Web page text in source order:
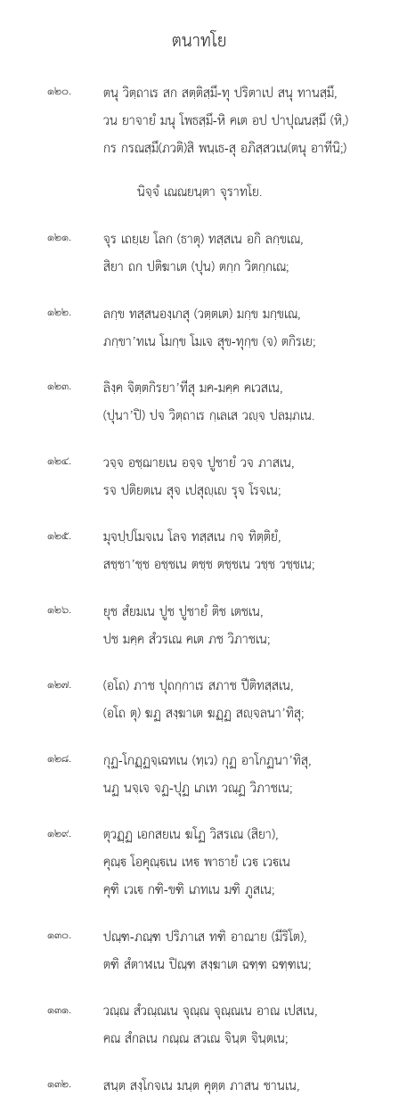
ตนาทโย
๑๒๐.
ตนุ วิตฺถาเร สก สตฺติสฺมึ-ทุ ปริตาเป สนุ ทานสฺมึ,
วน ยาจายํ มนุ โพธสฺมึ-หิ คเต อป ปาปุณนสฺมึ (หิ,)
กร กรณสฺมึ(ภวติ)สิ พนฺเธ-สุ อภิสฺสวเน(ตนุ อาทีนิ;)
นิจฺจํ เณณยนฺตา จุราทโย.
๑๒๑.
จุร เถยฺเย โลก (ธาตุ) ทสฺสเน อกิ ลกฺขเณ,
สิยา ถก ปติฆาเต (ปุน) ตกฺก วิตกฺกเณ;
๑๒๒.
ลกฺข ทสฺสนองฺเกสุ (วตฺตเต) มกฺข มกฺขเณ,
ภกฺขา’ทเน โมกฺข โมเจ สุข-ทุกฺข (จ) ตกิรเย;
๑๒๓.
ลิงฺค จิตฺตกิรยา’ทีสุ มค-มคฺค คเวสเน,
(ปุนา’ปิ) ปจ วิตฺถาเร กฺเลเส วฺจ ปลมฺภเน.
๑๒๔.
วจฺจ อชฺฌายเน อจฺจ ปูชายํ วจ ภาสเน,
รจ ปติยตเน สุจ เปสุฺเ รุจ โรจเน;
๑๒๕.
มุจปฺปโมจเน โลจ ทสฺสเน กจ ทิตฺติยํ,
สชฺชา’ชฺช อชฺชเน ตชฺช ตชฺชเน วชฺช วชฺชเน;
๑๒๖.
ยุช สํยมเน ปูช ปูชายํ ติช เตชเน,
ปช มคฺค สํวรเณ คเต ภช วิภาชเน;
๑๒๗.
(อโถ) ภาช ปุถกฺกาเร สภาช ปีติทสฺสเน,
(อโถ ตุ) ฆฏ สงฺฆาเต ฆฏฺฏ สฺจลนา’ทิสุ;
๑๒๘.
กุฏ-โกฏฺฏจฺเฉทเน (ทฺเว) กุฏ อาโกฏนา’ทิสุ,
นฏ นจฺเจ จฏ-ปุฏ เภเท วณฺฏ วิภาชเน;
๑๒๙.
ตุวฏฺฏ เอกสยเน ฆโฏ วิสรเณ (สิยา),
คุณฺ โอคุณฺเน เห พาธายํ เว เวเน
คุฑิ เวเ กฑิ-ขฑิ เภทเน มฑิ ภูสเน;
๑๓๐.
ปณฺฑ-ภณฺฑ ปริภาเส ทฑิ อาณาย (มีริโต),
ตฑิ สํตาฬเน ปิณฺฑ สงฺฆาเต ฉฑฺฑ ฉฑฺฑเน;
๑๓๑.
วณฺณ สํวณฺณเน จุณฺณ จุณฺณเน อาณ เปสเน,
คณ สํกลเน กณฺณ สวเณ จินฺต จินฺตเน;
๑๓๒.
สนฺต สงฺโกจเน มนฺต คุตฺต ภาสน ชานเน,